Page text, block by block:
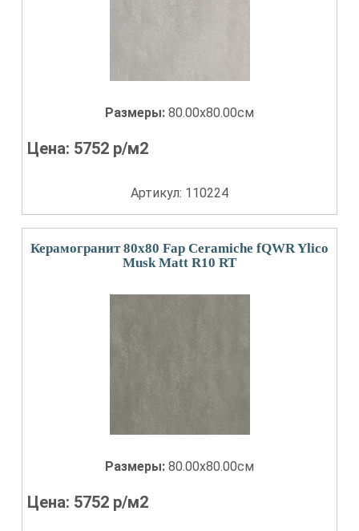
Размеры: 80.00x80.00см
Цена: 5752 р/м2
Артикул: 110224
Керамогранит 80x80 Fap Ceramiche fQWR Ylico
Musk Matt R10 RT
Размеры: 80.00x80.00см
Цена: 5752 р/м2